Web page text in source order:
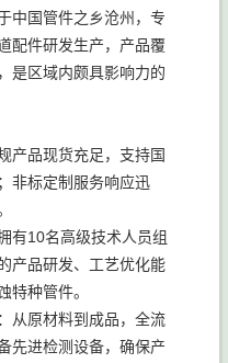
中国管件之乡沧州，专
配件研发生产，产品覆
是区域内颇具影响力的
产品现货充足，支持国
非标定制服务响应迅
有10名高级技术人员组
产品研发、工艺优化能
特种管件。
从原材料到成品，全流
先进检测设备，确保产